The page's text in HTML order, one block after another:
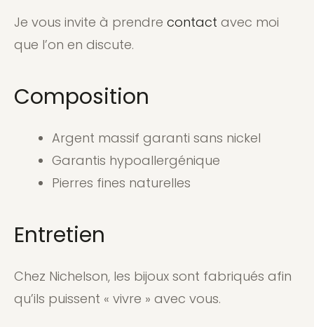
Je vous invite à prendre contact avec moi
que l’on en discute.
Composition
Argent massif garanti sans nickel
Garantis hypoallergénique
Pierres fines naturelles
Entretien
Chez Nichelson, les bijoux sont fabriqués afin
qu’ils puissent « vivre » avec vous.